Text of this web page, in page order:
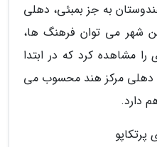
به جز بمبئی، دهلی
شهر می توان فرهنگ ها،
مشاهده کرد که در ابتدا
دهلی مرکز هند محسوب می
دارد.